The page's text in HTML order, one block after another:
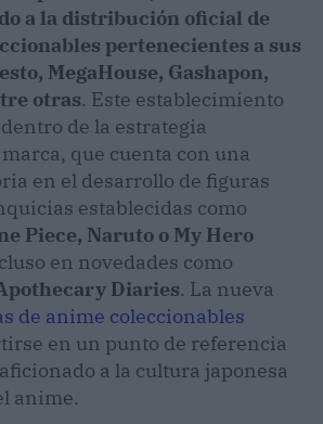
a la distribución oficial de
pertenecientes a sus
MegaHouse, Gashapon,
otras. Este establecimiento
de la estrategia
que cuenta con una
en el desarrollo de figuras
establecidas como
Piece, Naruto o My Hero
en novedades como
Diaries. La nueva
de anime coleccionables
en un punto de referencia
a la cultura japonesa
anime.